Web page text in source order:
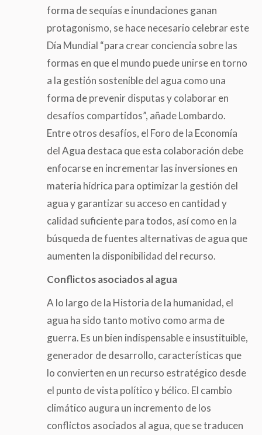
forma de sequías e inundaciones ganan
protagonismo, se hace necesario celebrar este
Día Mundial “para crear conciencia sobre las
formas en que el mundo puede unirse en torno
a la gestión sostenible del agua como una
forma de prevenir disputas y colaborar en
desafíos compartidos”, añade Lombardo.
Entre otros desafíos, el Foro de la Economía
del Agua destaca que esta colaboración debe
enfocarse en incrementar las inversiones en
materia hídrica para optimizar la gestión del
agua y garantizar su acceso en cantidad y
calidad suficiente para todos, así como en la
búsqueda de fuentes alternativas de agua que
aumenten la disponibilidad del recurso.
Conflictos asociados al agua
A lo largo de la Historia de la humanidad, el
agua ha sido tanto motivo como arma de
guerra. Es un bien indispensable e insustituible,
generador de desarrollo, características que
lo convierten en un recurso estratégico desde
el punto de vista político y bélico. El cambio
climático augura un incremento de los
conflictos asociados al agua, que se traducen